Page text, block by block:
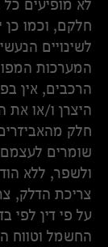
לא מופיעים
חלקם, וכמו כן
לשינויים
המערכות
הרכבים, אין
היצרן ו/או
חלק
שומרים
ולשפר, ללא
צריכת הדלק,
על פי דין לפי
החשמל וטווח